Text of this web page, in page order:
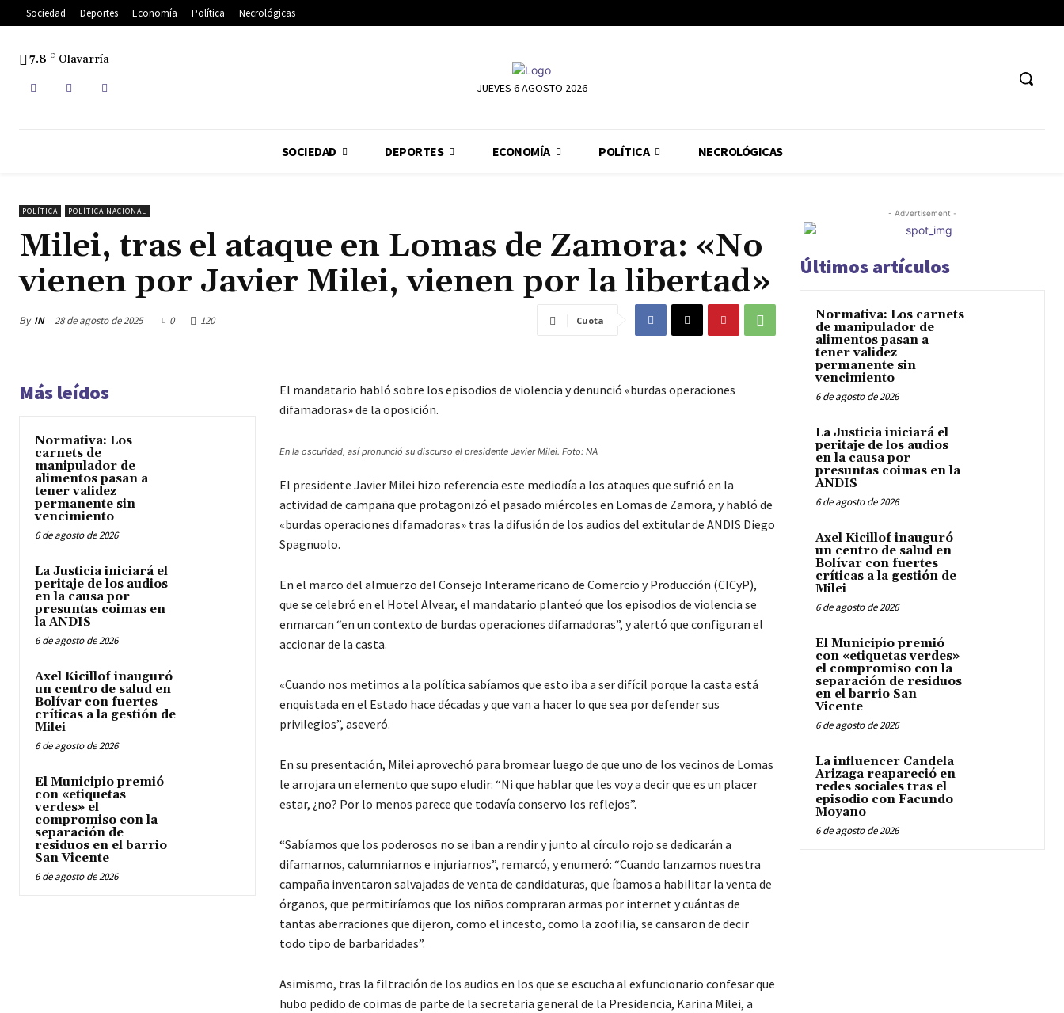
Sociedad Deportes Economía Política Necrológicas
7.8 C Olavarría
JUEVES 6 AGOSTO 2026
SOCIEDAD DEPORTES ECONOMÍA POLÍTICA NECROLÓGICAS
POLÍTICA POLÍTICA NACIONAL
Milei, tras el ataque en Lomas de Zamora: «No
vienen por Javier Milei, vienen por la libertad»
By IN 28 de agosto de 2025 0 120 Cuota
Más leídos
Normativa: Los
carnets de
manipulador de
alimentos pasan a
tener validez
permanente sin
vencimiento
6 de agosto de 2026
La Justicia iniciará el
peritaje de los audios
en la causa por
presuntas coimas en
la ANDIS
6 de agosto de 2026
Axel Kicillof inauguró
un centro de salud en
Bolívar con fuertes
críticas a la gestión de
Milei
6 de agosto de 2026
El Municipio premió
con «etiquetas
verdes» el
compromiso con la
separación de
residuos en el barrio
San Vicente
6 de agosto de 2026
El mandatario habló sobre los episodios de violencia y denunció «burdas operaciones
difamadoras» de la oposición.
En la oscuridad, así pronunció su discurso el presidente Javier Milei. Foto: NA
El presidente Javier Milei hizo referencia este mediodía a los ataques que sufrió en la
actividad de campaña que protagonizó el pasado miércoles en Lomas de Zamora, y habló de
«burdas operaciones difamadoras» tras la difusión de los audios del extitular de ANDIS Diego
Spagnuolo.
En el marco del almuerzo del Consejo Interamericano de Comercio y Producción (CICyP),
que se celebró en el Hotel Alvear, el mandatario planteó que los episodios de violencia se
enmarcan “en un contexto de burdas operaciones difamadoras”, y alertó que configuran el
accionar de la casta.
«Cuando nos metimos a la política sabíamos que esto iba a ser difícil porque la casta está
enquistada en el Estado hace décadas y que van a hacer lo que sea por defender sus
privilegios”, aseveró.
En su presentación, Milei aprovechó para bromear luego de que uno de los vecinos de Lomas
le arrojara un elemento que supo eludir: “Ni que hablar que les voy a decir que es un placer
estar, ¿no? Por lo menos parece que todavía conservo los reflejos”.
“Sabíamos que los poderosos no se iban a rendir y junto al círculo rojo se dedicarán a
difamarnos, calumniarnos e injuriarnos”, remarcó, y enumeró: “Cuando lanzamos nuestra
campaña inventaron salvajadas de venta de candidaturas, que íbamos a habilitar la venta de
órganos, que permitiríamos que los niños compraran armas por internet y cuántas de
tantas aberraciones que dijeron, como el incesto, como la zoofilia, se cansaron de decir
todo tipo de barbaridades”.
Asimismo, tras la filtración de los audios en los que se escucha al exfuncionario confesar que
hubo pedido de coimas de parte de la secretaria general de la Presidencia, Karina Milei, a
- Advertisement -
Últimos artículos
Normativa: Los carnets
de manipulador de
alimentos pasan a
tener validez
permanente sin
vencimiento
6 de agosto de 2026
La Justicia iniciará el
peritaje de los audios
en la causa por
presuntas coimas en la
ANDIS
6 de agosto de 2026
Axel Kicillof inauguró
un centro de salud en
Bolívar con fuertes
críticas a la gestión de
Milei
6 de agosto de 2026
El Municipio premió
con «etiquetas verdes»
el compromiso con la
separación de residuos
en el barrio San
Vicente
6 de agosto de 2026
La influencer Candela
Arizaga reapareció en
redes sociales tras el
episodio con Facundo
Moyano
6 de agosto de 2026